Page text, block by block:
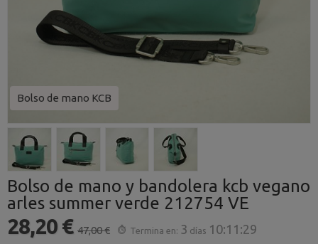
Bolso de mano KCB
Bolso de mano y bandolera kcb vegano
arles summer verde 212754 VE
28,20 € 47,00 € Termina en: 3 días 10:11:29